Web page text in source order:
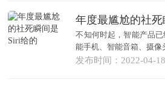
年度最尴尬的社
不知何时起，智能产品已
发布时间：2022-04-18